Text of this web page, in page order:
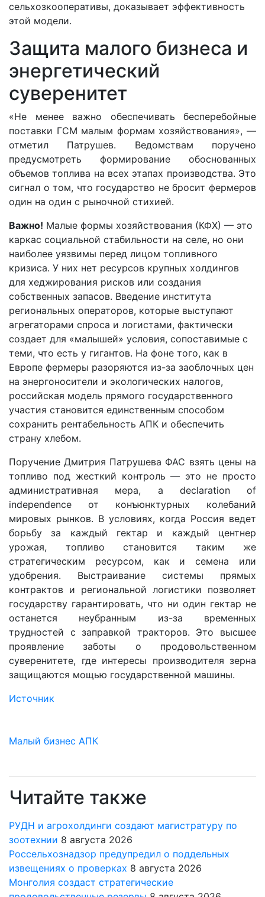
сельхозкооперативы, доказывает эффективность
этой модели.
Защита малого бизнеса и
энергетический
суверенитет
«Не менее важно обеспечивать бесперебойные
поставки ГСМ малым формам хозяйствования», —
отметил Патрушев. Ведомствам поручено
предусмотреть формирование обоснованных
объемов топлива на всех этапах производства. Это
сигнал о том, что государство не бросит фермеров
один на один с рыночной стихией.
Важно! Малые формы хозяйствования (КФХ) — это
каркас социальной стабильности на селе, но они
наиболее уязвимы перед лицом топливного
кризиса. У них нет ресурсов крупных холдингов
для хеджирования рисков или создания
собственных запасов. Введение института
региональных операторов, которые выступают
агрегаторами спроса и логистами, фактически
создает для «малышей» условия, сопоставимые с
теми, что есть у гигантов. На фоне того, как в
Европе фермеры разоряются из-за заоблочных цен
на энергоносители и экологических налогов,
российская модель прямого государственного
участия становится единственным способом
сохранить рентабельность АПК и обеспечить
страну хлебом.
Поручение Дмитрия Патрушева ФАС взять цены на
топливо под жесткий контроль — это не просто
административная мера, а declaration of
independence от конъюнктурных колебаний
мировых рынков. В условиях, когда Россия ведет
борьбу за каждый гектар и каждый центнер
урожая, топливо становится таким же
стратегическим ресурсом, как и семена или
удобрения. Выстраивание системы прямых
контрактов и региональной логистики позволяет
государству гарантировать, что ни один гектар не
останется неубранным из-за временных
трудностей с заправкой тракторов. Это высшее
проявление заботы о продовольственном
суверенитете, где интересы производителя зерна
защищаются мощью государственной машины.
Источник
Малый бизнес АПК
Читайте также
РУДН и агрохолдинги создают магистратуру по
зоотехнии 8 августа 2026
Россельхознадзор предупредил о поддельных
извещениях о проверках 8 августа 2026
Монголия создаст стратегические